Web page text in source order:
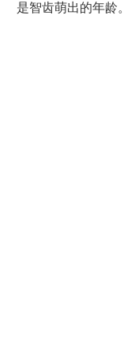
是智齿萌出的年龄。